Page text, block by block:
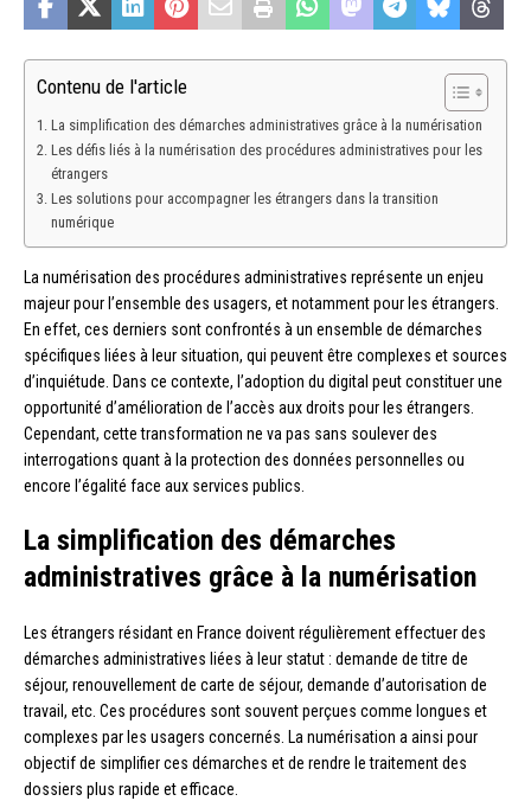
Contenu de l'article
La simplification des démarches administratives grâce à la numérisation
Les défis liés à la numérisation des procédures administratives pour les
étrangers
Les solutions pour accompagner les étrangers dans la transition
numérique
La numérisation des procédures administratives représente un enjeu
majeur pour l’ensemble des usagers, et notamment pour les étrangers.
En effet, ces derniers sont confrontés à un ensemble de démarches
spécifiques liées à leur situation, qui peuvent être complexes et sources
d’inquiétude. Dans ce contexte, l’adoption du digital peut constituer une
opportunité d’amélioration de l’accès aux droits pour les étrangers.
Cependant, cette transformation ne va pas sans soulever des
interrogations quant à la protection des données personnelles ou
encore l’égalité face aux services publics.
La simplification des démarches
administratives grâce à la numérisation
Les étrangers résidant en France doivent régulièrement effectuer des
démarches administratives liées à leur statut : demande de titre de
séjour, renouvellement de carte de séjour, demande d’autorisation de
travail, etc. Ces procédures sont souvent perçues comme longues et
complexes par les usagers concernés. La numérisation a ainsi pour
objectif de simplifier ces démarches et de rendre le traitement des
dossiers plus rapide et efficace.